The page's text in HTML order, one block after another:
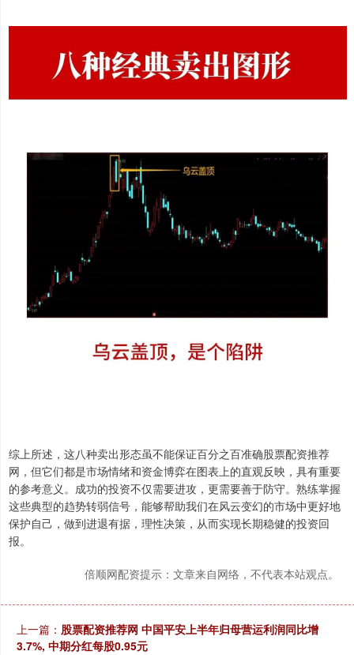
综上所述，这八种卖出形态虽不能保证百分之百准确股票配资推荐
网，但它们都是市场情绪和资金博弈在图表上的直观反映，具有重要
的参考意义。成功的投资不仅需要进攻，更需要善于防守。熟练掌握
这些典型的趋势转弱信号，能够帮助我们在风云变幻的市场中更好地
保护自己，做到进退有据，理性决策，从而实现长期稳健的投资回
报。
倍顺网配资提示：文章来自网络，不代表本站观点。
上一篇： 股票配资推荐网 中国平安上半年归母营运利润同比增
3.7%, 中期分红每股0.95元